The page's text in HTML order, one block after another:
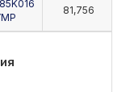
81,756